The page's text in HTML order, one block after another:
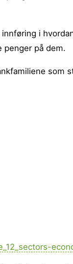
i
penger på dem.
som